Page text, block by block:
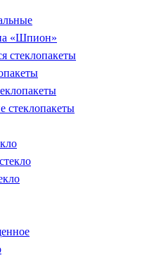
«Шпион»
стеклопакеты
стеклопакеты